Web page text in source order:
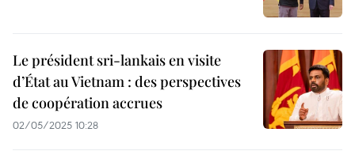
Le président sri-lankais en visite
d’État au Vietnam : des perspectives
de coopération accrues
02/05/2025 10:28